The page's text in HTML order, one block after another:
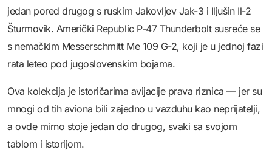
jedan pored drugog s ruskim Jakovljev Jak-3 i Iljušin Il-2
Šturmovik. Američki Republic P-47 Thunderbolt susreće se
s nemačkim Messerschmitt Me 109 G-2, koji je u jednoj fazi
rata leteo pod jugoslovenskim bojama.
Ova kolekcija je istoričarima avijacije prava riznica — jer su
mnogi od tih aviona bili zajedno u vazduhu kao neprijatelji,
a ovde mirno stoje jedan do drugog, svaki sa svojom
tablom i istorijom.